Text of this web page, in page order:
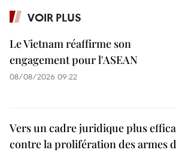
VOIR PLUS
Le Vietnam réaffirme son
engagement pour l'ASEAN
08/08/2026 09:22
Vers un cadre juridique plus
contre la prolifération des armes